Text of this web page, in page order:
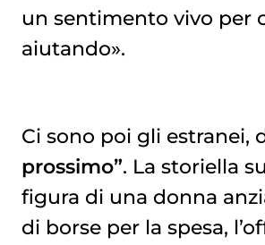
un sentimento vivo per
aiutando».
Ci sono poi gli estranei,
prossimo”. La storiella
figura di una donna
di borse per la spesa,